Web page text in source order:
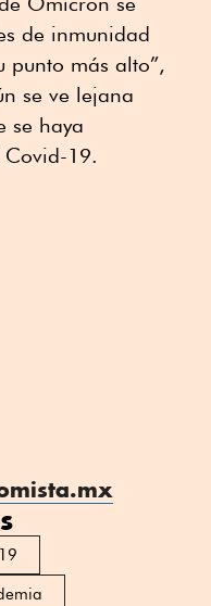
de inmunidad
punto más alto”,
se ve lejana
se haya
19.